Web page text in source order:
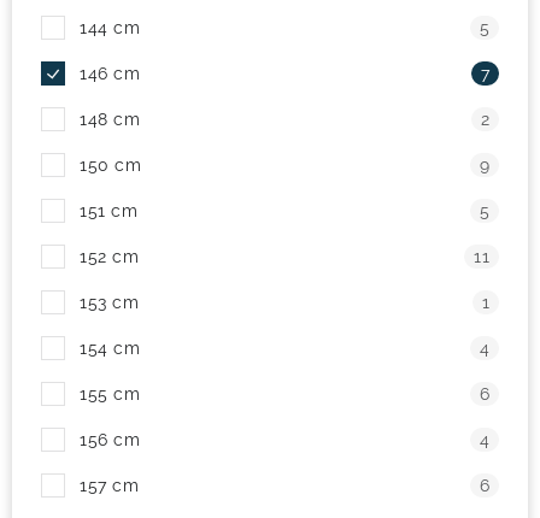
144 cm 5
146 cm 7
148 cm 2
150 cm 9
151 cm 5
152 cm 11
153 cm 1
154 cm 4
155 cm 6
156 cm 4
157 cm 6